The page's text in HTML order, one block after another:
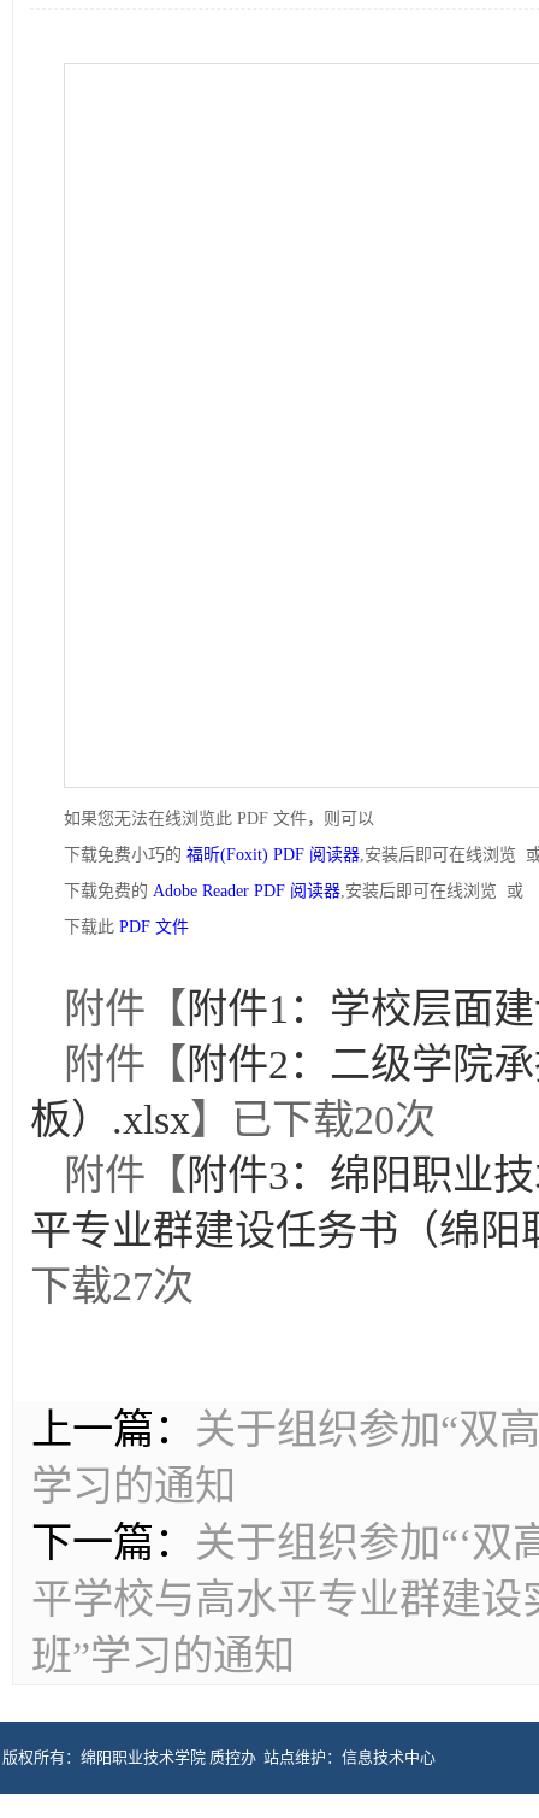
如果您无法在线浏览此 PDF 文件，则可以
下载免费小巧的 福昕(Foxit) PDF 阅读器,安装后即可在线浏览
下载免费的 Adobe Reader PDF 阅读器,安装后即可在线浏览 或
下载此 PDF 文件
附件【 附件1：学校层面
附件【 附件2：二级学院
板）.xlsx】已下载20次
附件【 附件3：绵阳职业
平专业群建设任务书（绵阳
下载27次
上一篇： 关于组织参加“双
学习的通知
下一篇： 关于组织参加“‘双
平学校与高水平专业群建
班”学习的通知
版权所有：绵阳职业技术学院 质控办 站点维护：信息技术中心